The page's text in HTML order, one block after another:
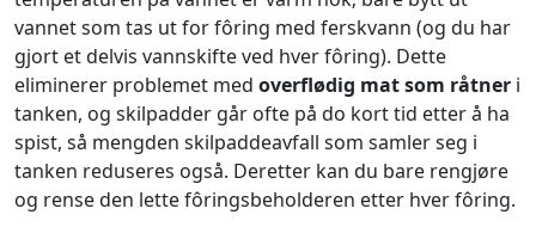
vannet som tas ut for fôring med ferskvann (og du har
gjort et delvis vannskifte ved hver fôring). Dette
eliminerer problemet med overflødig mat som råtner i
tanken, og skilpadder går ofte på do kort tid etter å ha
spist, så mengden skilpaddeavfall som samler seg i
tanken reduseres også. Deretter kan du bare rengjøre
og rense den lette fôringsbeholderen etter hver fôring.